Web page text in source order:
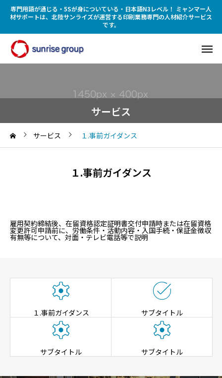
専門用語が通じる・5Sが身についている・日本語N3レベル！ ミャンマー人
材サポートは、北陸サンライズが運営する印刷業務専門の人材紹介サービス
です。
サービス
サービス １.事前ガイダンス
１.事前ガイダンス
雇用契約締結後、在留資格認定証明書交付申請時または在留資格
変更許可申請前に、労働条件・活動内容・入国手続・保証金徴収
有無等について、対面・テレビ電話等で説明

１.事前ガイダンス

サブタイトル

サブタイトル

サブタイトル